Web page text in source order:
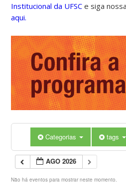
Institucional da UFSC e siga
aqui.
Categorias tags
AGO 2026
Não há eventos para mostrar neste momento.